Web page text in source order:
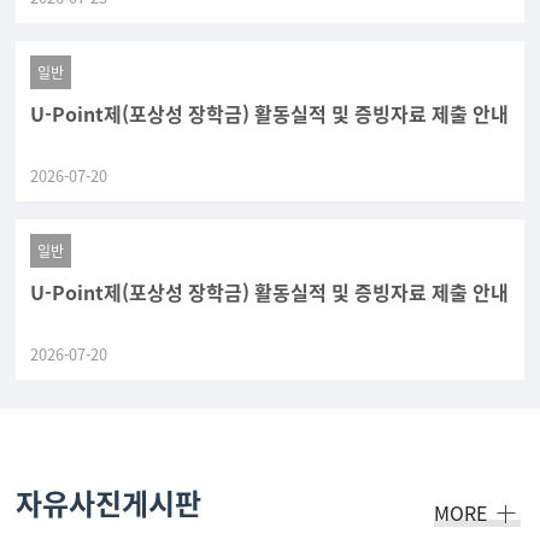
일반
U-Point제(포상성 장학금) 활동실적 및 증빙자료 제출 안내
2026-07-20
일반
U-Point제(포상성 장학금) 활동실적 및 증빙자료 제출 안내
2026-07-20
자유사진게시판 MORE